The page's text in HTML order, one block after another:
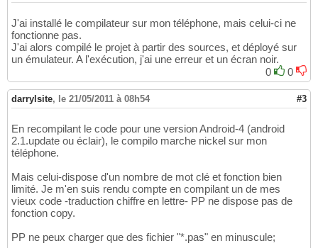
J'ai installé le compilateur sur mon téléphone, mais celui-ci ne
fonctionne pas.
J'ai alors compilé le projet à partir des sources, et déployé sur
un émulateur. A l'exécution, j'ai une erreur et un écran noir.
0
0
darrylsite, le 21/05/2011 à 08h54 #3
En recompilant le code pour une version Android-4 (android
2.1.update ou éclair), le compilo marche nickel sur mon
téléphone.
Mais celui-dispose d'un nombre de mot clé et fonction bien
limité. Je m'en suis rendu compte en compilant un de mes
vieux code -traduction chiffre en lettre- PP ne dispose pas de
fonction copy.
PP ne peux charger que des fichier "*.pas" en minuscule;